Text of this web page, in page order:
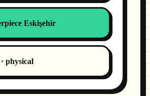
Eskişehir
physical